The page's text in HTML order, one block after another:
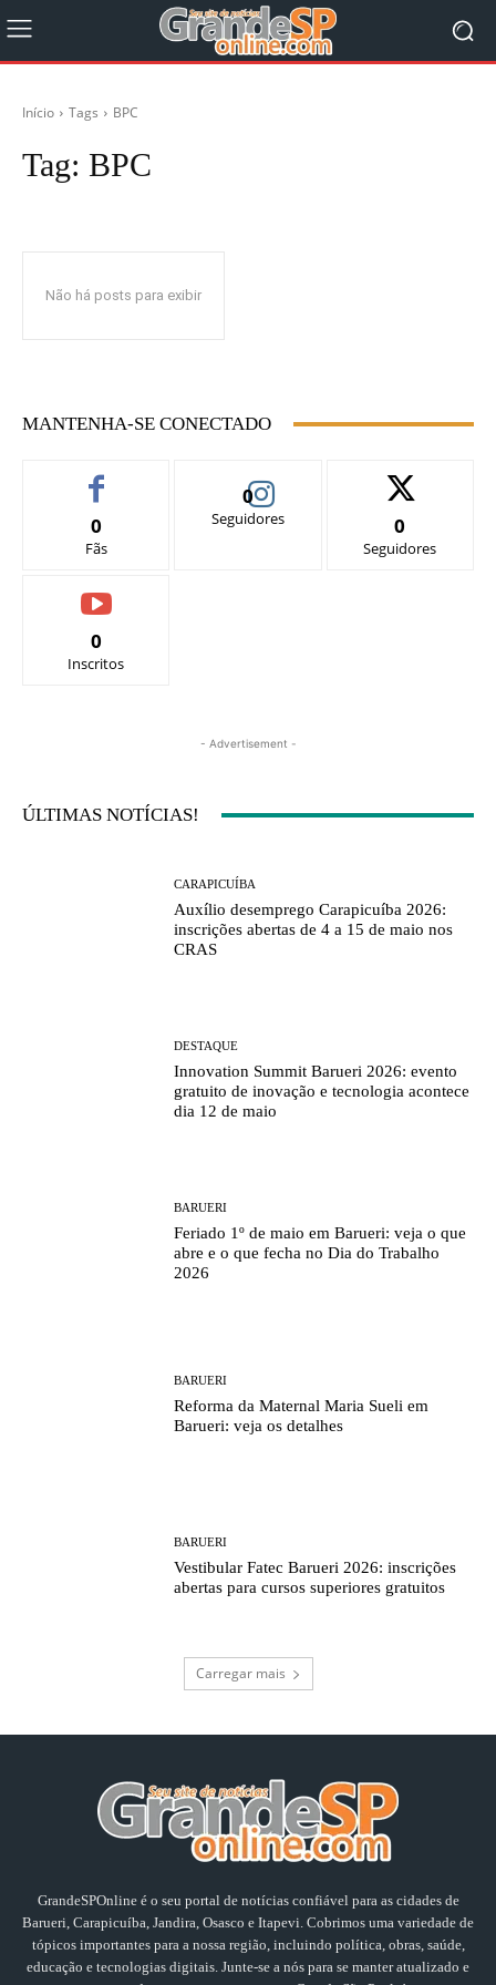
Início Tags BPC
Tag: BPC
Não há posts para exibir
MANTENHA-SE CONECTADO
0
Fãs
0
Seguidores 0
Seguidores
0
Inscritos
- Advertisement -
ÚLTIMAS NOTÍCIAS!
CARAPICUÍBA
Auxílio desemprego Carapicuíba 2026:
inscrições abertas de 4 a 15 de maio nos
CRAS
DESTAQUE
Innovation Summit Barueri 2026: evento
gratuito de inovação e tecnologia acontece
dia 12 de maio
BARUERI
Feriado 1º de maio em Barueri: veja o que
abre e o que fecha no Dia do Trabalho
2026
BARUERI
Reforma da Maternal Maria Sueli em
Barueri: veja os detalhes
BARUERI
Vestibular Fatec Barueri 2026: inscrições
abertas para cursos superiores gratuitos
Carregar mais
GrandeSPOnline é o seu portal de notícias confiável para as cidades de
Barueri, Carapicuíba, Jandira, Osasco e Itapevi. Cobrimos uma variedade de
tópicos importantes para a nossa região, incluindo política, obras, saúde,
educação e tecnologias digitais. Junte-se a nós para se manter atualizado e